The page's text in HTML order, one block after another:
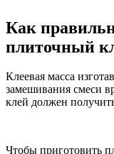
Как
плиточный
Клеевая масса
замешивания смеси
клей должен
Чтобы приготовить